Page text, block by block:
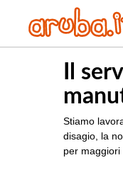
Il
Stiamo
disagio, la
per